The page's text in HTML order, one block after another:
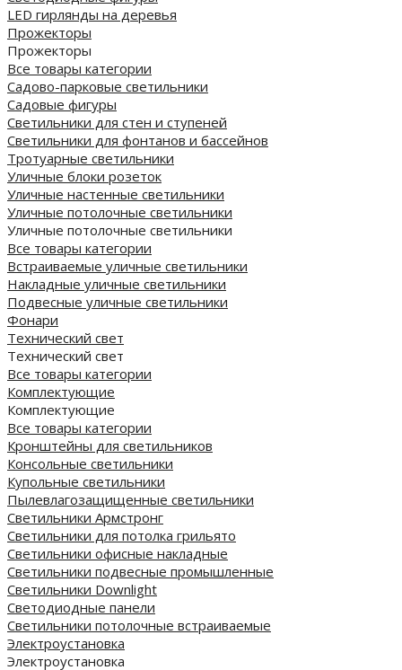
LED гирлянды на деревья
Прожекторы
Прожекторы
Все товары категории
Садово-парковые светильники
Садовые фигуры
Светильники для стен и ступеней
Светильники для фонтанов и бассейнов
Тротуарные светильники
Уличные блоки розеток
Уличные настенные светильники
Уличные потолочные светильники
Уличные потолочные светильники
Все товары категории
Встраиваемые уличные светильники
Накладные уличные светильники
Подвесные уличные светильники
Фонари
Технический свет
Технический свет
Все товары категории
Комплектующие
Комплектующие
Все товары категории
Кронштейны для светильников
Консольные светильники
Купольные светильники
Пылевлагозащищенные светильники
Светильники Армстронг
Светильники для потолка грильято
Светильники офисные накладные
Светильники подвесные промышленные
Светильники Downlight
Светодиодные панели
Cветильники потолочные встраиваемые
Электроустановка
Электроустановка